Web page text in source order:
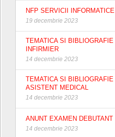
NFP SERVICII INFORMATICE
19 decembrie 2023
TEMATICA SI BIBLIOGRAFIE
INFIRMIER
14 decembrie 2023
TEMATICA SI BIBLIOGRAFIE
ASISTENT MEDICAL
14 decembrie 2023
ANUNT EXAMEN DEBUTANT
14 decembrie 2023